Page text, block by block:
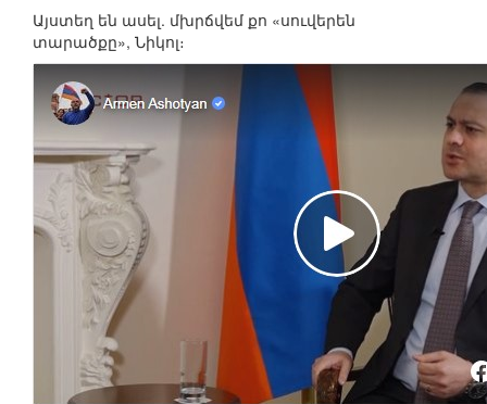
Այստեղ են ասել. մխրճվեմ քո «սուվերեն
տարածքը», Նիկոլ։